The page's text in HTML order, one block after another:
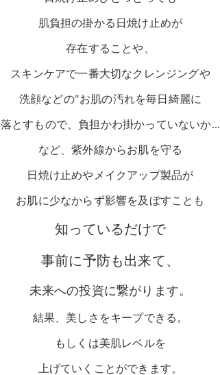
肌負担の掛かる日焼け止めが
存在することや、
スキンケアで一番大切なクレンジングや
洗顔などの"お肌の汚れを毎日綺麗に
落とすもので、負担かわ掛かっていないか...
など、紫外線からお肌を守る
日焼け止めやメイクアップ製品が
お肌に少なからず影響を及ぼすことも
知っているだけで
事前に予防も出来て、
未来への投資に繋がります。
結果、美しさをキープできる。
もしくは美肌レベルを
上げていくことができます。